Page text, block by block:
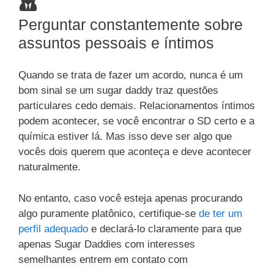
Perguntar constantemente sobre
assuntos pessoais e íntimos
Quando se trata de fazer um acordo, nunca é um
bom sinal se um sugar daddy traz questões
particulares cedo demais. Relacionamentos íntimos
podem acontecer, se você encontrar o SD certo e a
química estiver lá. Mas isso deve ser algo que
vocês dois querem que aconteça e deve acontecer
naturalmente.
No entanto, caso você esteja apenas procurando
algo puramente platônico, certifique-se de ter um
perfil adequado e declará-lo claramente para que
apenas Sugar Daddies com interesses
semelhantes entrem em contato com